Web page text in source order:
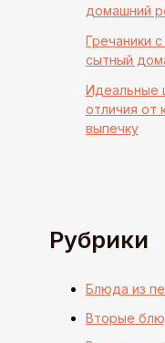
домашний
Гречаники
сытный
Идеальные
отличия от
выпечку
Рубрики
Блюда из
Вторые